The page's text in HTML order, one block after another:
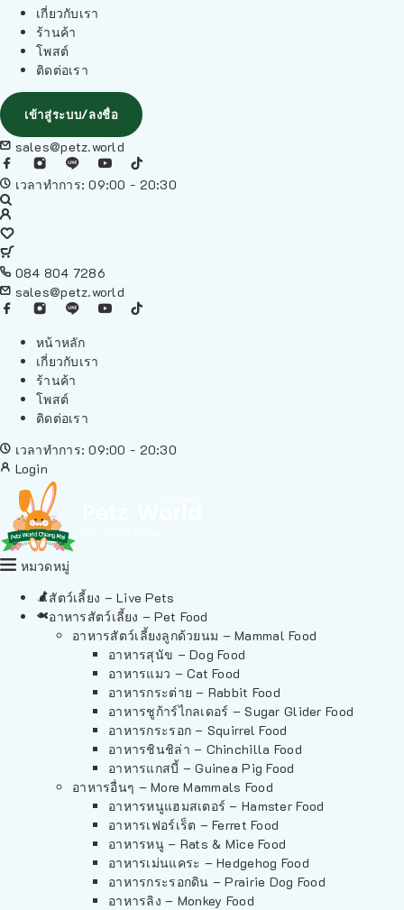
เกี่ยวกับเรา
ร้านค้า
โพสต์
ติดต่อเรา
เข้าสู่ระบบ/ลงชื่อ
sales@petz.world
เวลาทำการ: 09:00 - 20:30
084 804 7286
sales@petz.world
หน้าหลัก
เกี่ยวกับเรา
ร้านค้า
โพสต์
ติดต่อเรา
เวลาทำการ: 09:00 - 20:30
Login
หมวดหมู่
สัตว์เลี้ยง – Live Pets
อาหารสัตว์เลี้ยง – Pet Food
อาหารสัตว์เลี้ยงลูกด้วยนม – Mammal Food
อาหารสุนัข – Dog Food
อาหารแมว – Cat Food
อาหารกระต่าย – Rabbit Food
อาหารชูก้าร์ไกลเดอร์ – Sugar Glider Food
อาหารกระรอก – Squirrel Food
อาหารชินชิล่า – Chinchilla Food
อาหารแกสบี้ – Guinea Pig Food
อาหารอื่นๆ – More Mammals Food
อาหารหนูแฮมสเตอร์ – Hamster Food
อาหารเฟอร์เร็ต – Ferret Food
อาหารหนู – Rats & Mice Food
อาหารเม่นแคระ – Hedgehog Food
อาหารกระรอกดิน – Prairie Dog Food
อาหารลิง – Monkey Food